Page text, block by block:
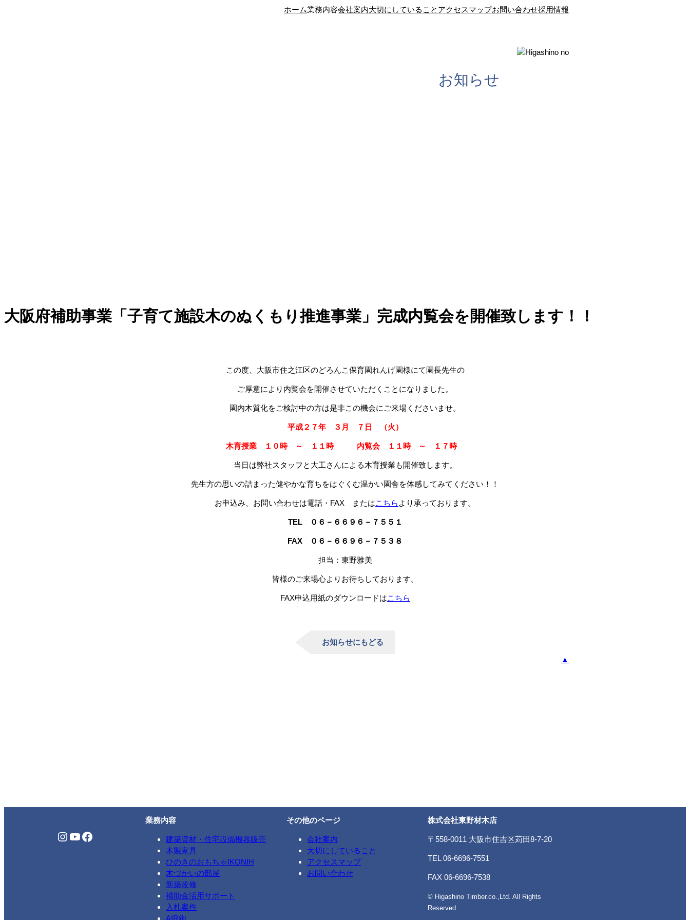
ホーム業務内容会社案内大切にしていること アクセスマップお問い合わせ採用情報
お知らせ
大阪府補助事業「子育て施設木のぬくもり推進事業」完成内覧会を開催致します！！
この度、大阪市住之江区のどろんこ保育園れんげ園様にて園長先生の
ご厚意により内覧会を開催させていただくことになりました。
園内木質化をご検討中の方は是非この機会にご来場くださいませ。
平成２７年 ３月 ７日 （火）
木育授業 １０時 ～ １１時 内覧会 １１時 ～ １７時
当日は弊社スタッフと大工さんによる木育授業も開催致します。
先生方の思いの詰まった健やかな育ちをはぐくむ温かい園舎を体感してみてください！！
お申込み、お問い合わせは電話・FAX またはこちら より承っております。
TEL ０６－６６９６－７５５１
FAX ０６－６６９６－７５３８
担当：東野雅美
皆様のご来場心よりお待ちしております。
FAX申込用紙のダウンロードはこちら
お知らせにもどる
▲
Instagram YouTube Facebook
業務内容
建築資材・住宅設備機器販売
木製家具
ひのきのおもちゃIKONIH
木づかいの部屋
新築改修
補助金活用サポート
入札案件
その他のページ
会社案内
大切にしていること
アクセスマップ
お問い合わせ
株式会社東野材木店
〒558-0011 大阪市住吉区苅田8-7-20
TEL 06-6696-7551
FAX 06-6696-7538
© Higashino Timber.co.,Ltd. All Rights
Reserved.